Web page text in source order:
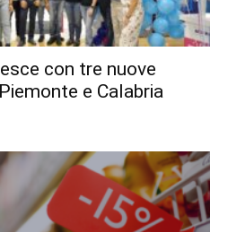
con tre nuove
e Calabria